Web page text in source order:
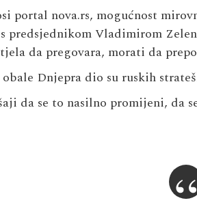
portal nova.rs, mogućnost
predsjednikom Vladimirom
da pregovara, morati da
Dnjepra dio su ruskih
da se to nasilno promijeni, da